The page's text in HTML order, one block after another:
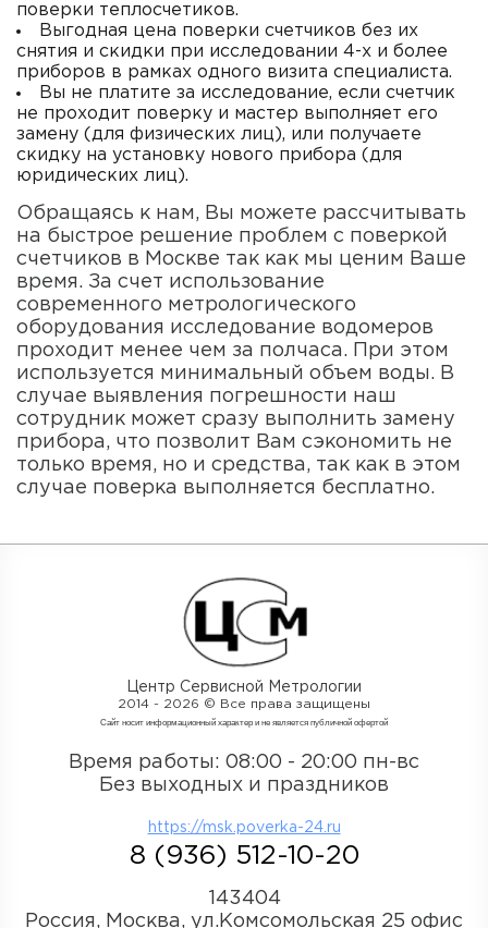
поверки теплосчетиков.
Выгодная цена поверки счетчиков без их
снятия и скидки при исследовании 4-х и более
приборов в рамках одного визита специалиста.
Вы не платите за исследование, если счетчик
не проходит поверку и мастер выполняет его
замену (для физических лиц), или получаете
скидку на установку нового прибора (для
юридических лиц).
Обращаясь к нам, Вы можете рассчитывать
на быстрое решение проблем с поверкой
счетчиков в Москве так как мы ценим Ваше
время. За счет использование
современного метрологического
оборудования исследование водомеров
проходит менее чем за полчаса. При этом
используется минимальный объем воды. В
случае выявления погрешности наш
сотрудник может сразу выполнить замену
прибора, что позволит Вам сэкономить не
только время, но и средства, так как в этом
случае поверка выполняется бесплатно.
Центр Сервисной Метрологии
2014 - 2026 © Все права защищены
Cайт носит информационный характер и не является публичной офертой
Время работы: 08:00 - 20:00 пн-вс
Без выходных и праздников
https://msk.poverka-24.ru
8 (936) 512-10-20
143404
Россия, Москва, ул.Комсомольская 25 офис